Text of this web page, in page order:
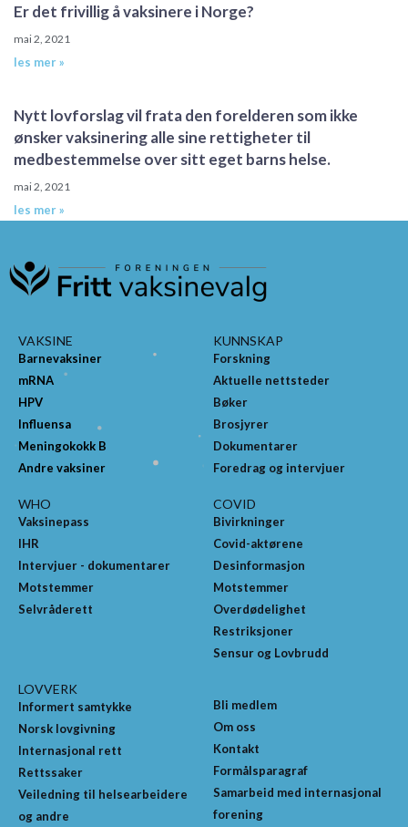
Er det frivillig å vaksinere i Norge?
mai 2, 2021
les mer »
Nytt lovforslag vil frata den forelderen som ikke
ønsker vaksinering alle sine rettigheter til
medbestemmelse over sitt eget barns helse.
mai 2, 2021
les mer »
VAKSINE
Barnevaksiner
mRNA
HPV
Influensa
Meningokokk B
Andre vaksiner
KUNNSKAP
Forskning
Aktuelle nettsteder
Bøker
Brosjyrer
Dokumentarer
Foredrag og intervjuer
WHO
Vaksinepass
IHR
Intervjuer - dokumentarer
Motstemmer
Selvråderett
COVID
Bivirkninger
Covid-aktørene
Desinformasjon
Motstemmer
Overdødelighet
Restriksjoner
Sensur og Lovbrudd
LOVVERK
Informert samtykke
Norsk lovgivning
Internasjonal rett
Rettssaker
Veiledning til helsearbeidere
og andre
Bli medlem
Om oss
Kontakt
Formålsparagraf
Samarbeid med internasjonal
forening